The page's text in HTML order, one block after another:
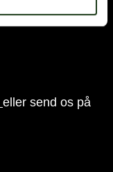
eller send os på